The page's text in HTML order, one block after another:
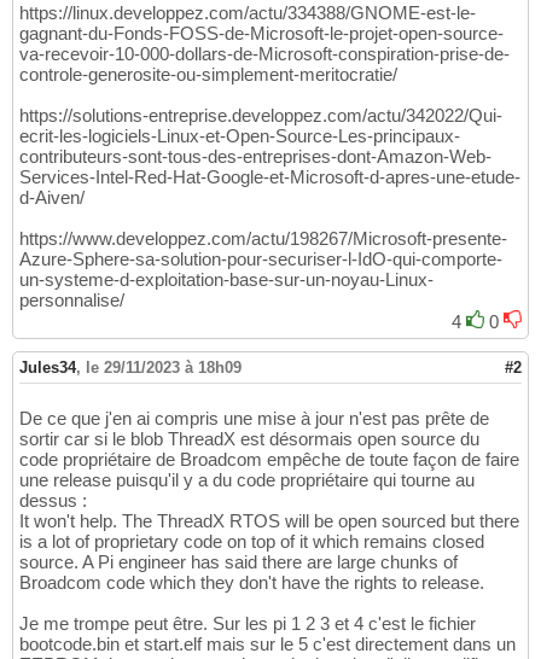
https://linux.developpez.com/actu/334388/GNOME-est-le-
gagnant-du-Fonds-FOSS-de-Microsoft-le-projet-open-source-
va-recevoir-10-000-dollars-de-Microsoft-conspiration-prise-de-
controle-generosite-ou-simplement-meritocratie/
https://solutions-entreprise.developpez.com/actu/342022/Qui-
ecrit-les-logiciels-Linux-et-Open-Source-Les-principaux-
contributeurs-sont-tous-des-entreprises-dont-Amazon-Web-
Services-Intel-Red-Hat-Google-et-Microsoft-d-apres-une-etude-
d-Aiven/
https://www.developpez.com/actu/198267/Microsoft-presente-
Azure-Sphere-sa-solution-pour-securiser-l-IdO-qui-comporte-
un-systeme-d-exploitation-base-sur-un-noyau-Linux-
personnalise/
4
0
Jules34, le 29/11/2023 à 18h09 #2
De ce que j'en ai compris une mise à jour n'est pas prête de
sortir car si le blob ThreadX est désormais open source du
code propriétaire de Broadcom empêche de toute façon de faire
une release puisqu'il y a du code propriétaire qui tourne au
dessus :
It won't help. The ThreadX RTOS will be open sourced but there
is a lot of proprietary code on top of it which remains closed
source. A Pi engineer has said there are large chunks of
Broadcom code which they don't have the rights to release.
Je me trompe peut être. Sur les pi 1 2 3 et 4 c'est le fichier
bootcode.bin et start.elf mais sur le 5 c'est directement dans un